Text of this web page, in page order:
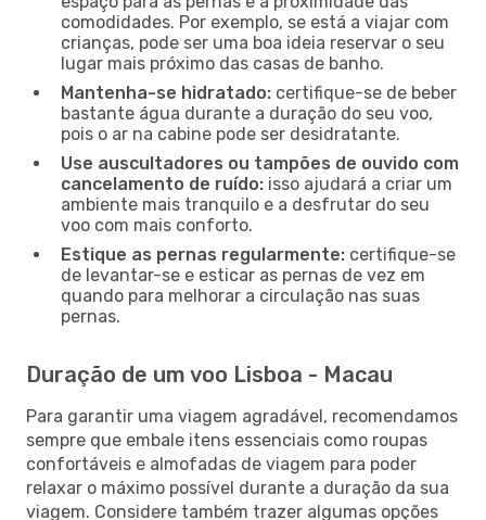
comodidades. Por exemplo, se está a viajar com
crianças, pode ser uma boa ideia reservar o seu
lugar mais próximo das casas de banho.
Mantenha-se hidratado: certifique-se de beber
bastante água durante a duração do seu voo,
pois o ar na cabine pode ser desidratante.
Use auscultadores ou tampões de ouvido com
cancelamento de ruído: isso ajudará a criar um
ambiente mais tranquilo e a desfrutar do seu
voo com mais conforto.
Estique as pernas regularmente: certifique-se
de levantar-se e esticar as pernas de vez em
quando para melhorar a circulação nas suas
pernas.
Duração de um voo Lisboa - Macau
Para garantir uma viagem agradável, recomendamos
sempre que embale itens essenciais como roupas
confortáveis e almofadas de viagem para poder
relaxar o máximo possível durante a duração da sua
viagem. Considere também trazer algumas opções